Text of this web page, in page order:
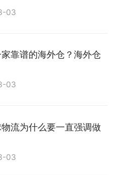
03
靠谱的海外仓？海外仓
03
流为什么要一直强调做
03